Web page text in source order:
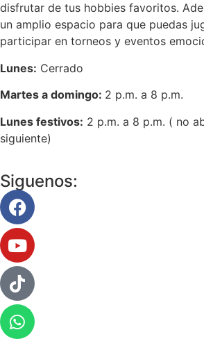
disfrutar de tus hobbies favoritos.
un amplio espacio para que puedas
participar en torneos y eventos
Lunes: Cerrado
Martes a domingo: 2 p.m. a 8 p.m.
Lunes festivos: 2 p.m. a 8 p.m. ( no
siguiente)
Siguenos: